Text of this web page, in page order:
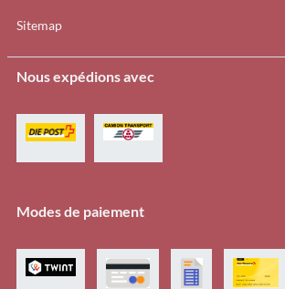
Sitemap
Nous expédions avec
Modes de paiement